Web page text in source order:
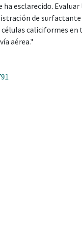
esclarecido.
de
caliciformes en
aérea."